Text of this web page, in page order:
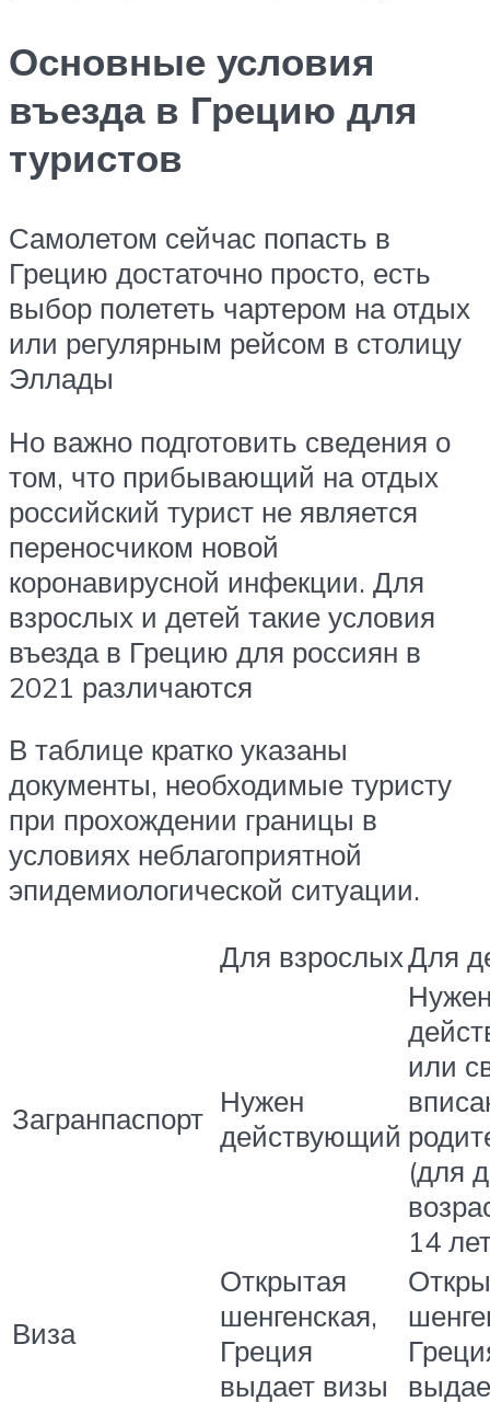
Основные условия
въезда в Грецию для
туристов
Самолетом сейчас попасть в
Грецию достаточно просто, есть
выбор полететь чартером на отдых
или регулярным рейсом в столицу
Эллады
Но важно подготовить сведения о
том, что прибывающий на отдых
российский турист не является
переносчиком новой
коронавирусной инфекции. Для
взрослых и детей такие условия
въезда в Грецию для россиян в
2021 различаются
В таблице кратко указаны
документы, необходимые туристу
при прохождении границы в
условиях неблагоприятной
эпидемиологической ситуации.
Для взрослыхДля
Загранпаспорт Нужен
действующий
или
(для
14
Виза
Открытая
шенгенская,
Греция
выдает визы